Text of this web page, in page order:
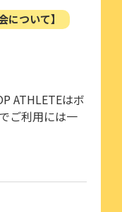
について】
ATHLETEはボ
ご利用には一